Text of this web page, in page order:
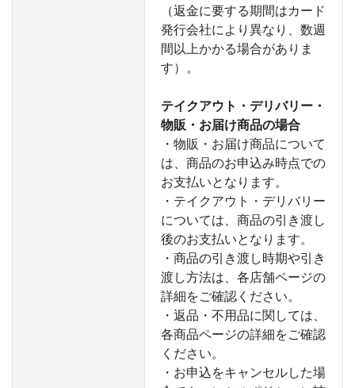
（返金に要する期間はカード
発行会社により異なり、数週
間以上かかる場合がありま
す）。
テイクアウト・デリバリー・
物販・お届け商品の場合
・物販・お届け商品について
は、商品のお申込み時点での
お支払いとなります。
・テイクアウト・デリバリー
については、商品の引き渡し
後のお支払いとなります。
・商品の引き渡し時期や引き
渡し方法は、各店舗ページの
詳細をご確認ください。
・返品・不用品に関しては、
各商品ページの詳細をご確認
ください。
・お申込をキャンセルした場